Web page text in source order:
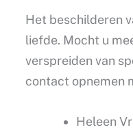
Het beschilderen
liefde. Mocht u
verspreiden van
contact opnemen
Heleen